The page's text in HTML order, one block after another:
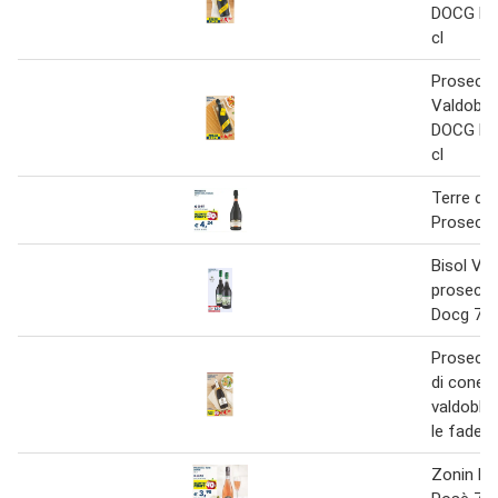
DOCG
cl
DOCG
cl
Terre
Bisol
Docg 75
di
le fade
Zonin